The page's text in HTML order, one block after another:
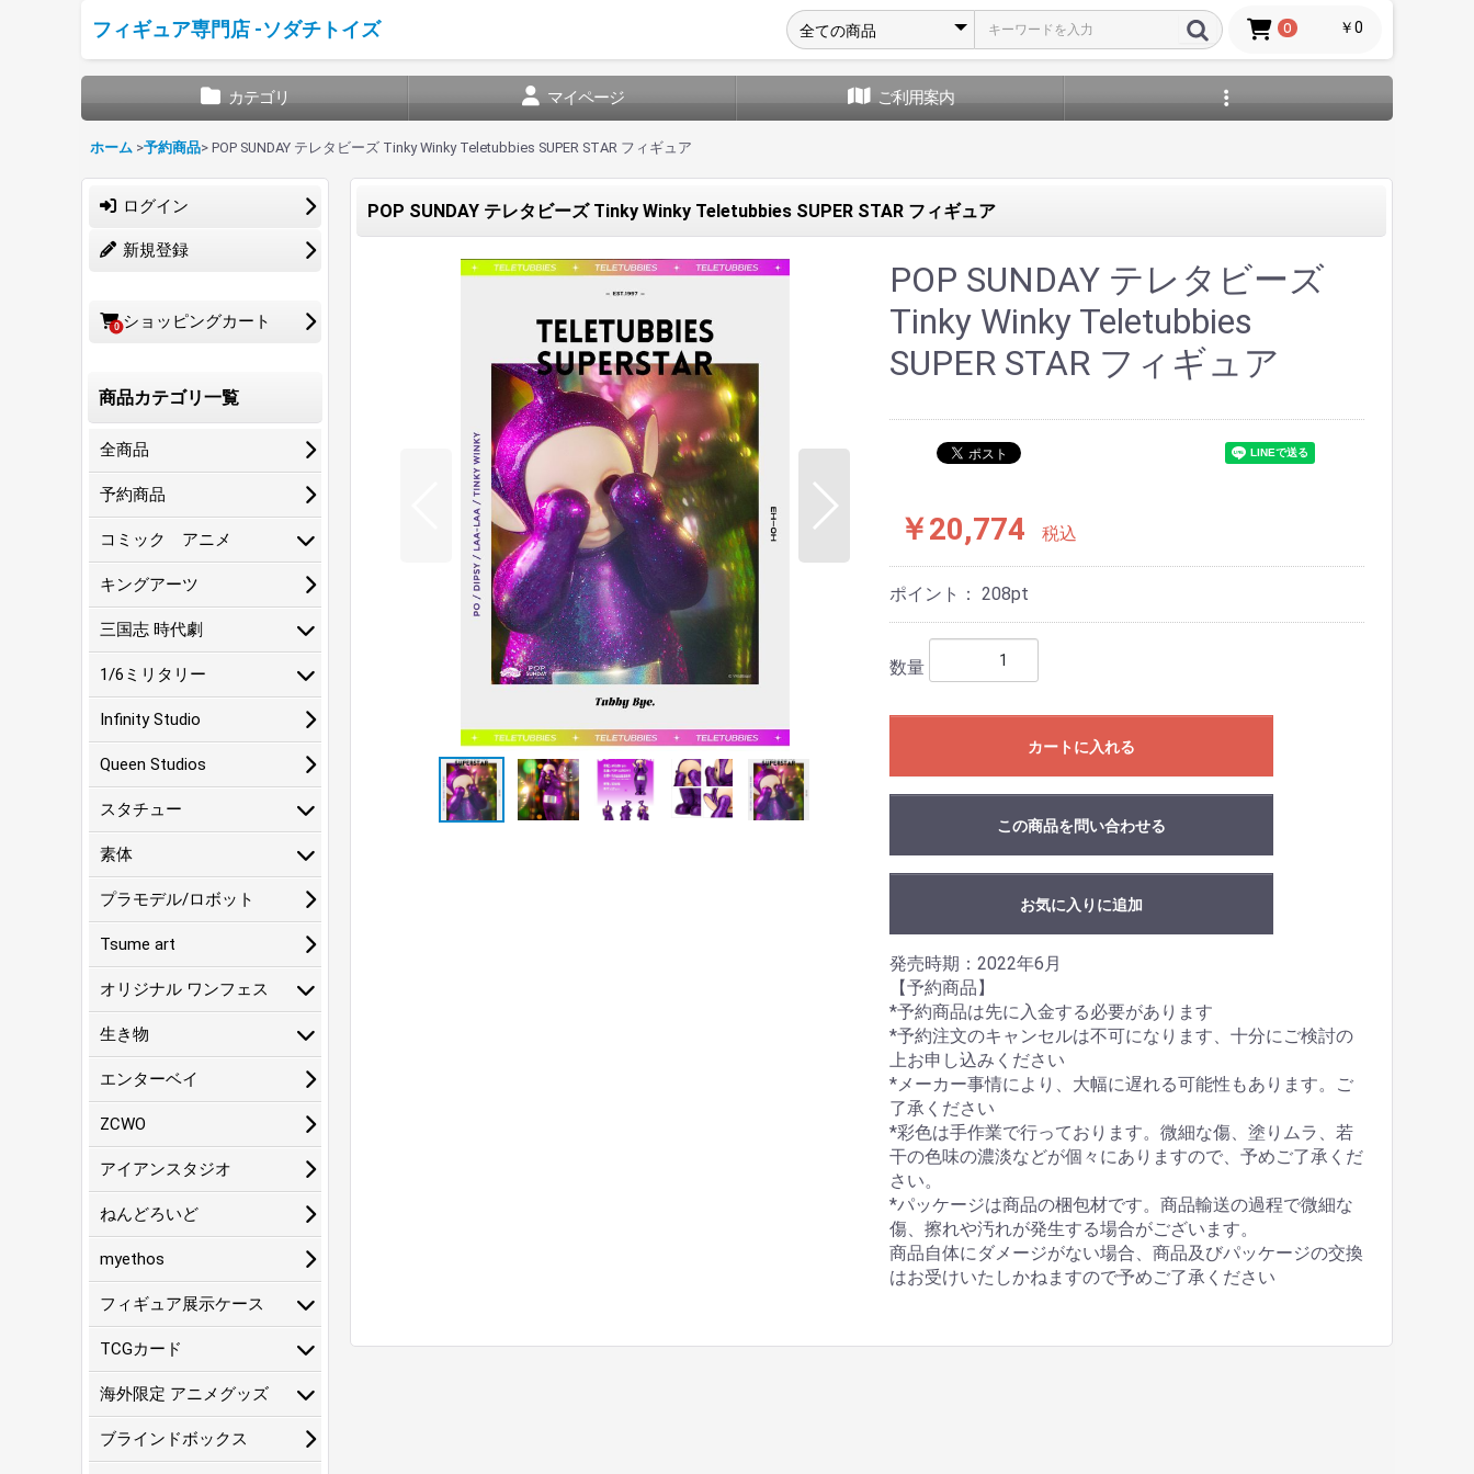
フィギュア専門店 -ソダチトイズ 0 ￥0
カテゴリ マイページ ご利用案内
ホーム >予約商品> POP SUNDAY テレタビーズ Tinky Winky Teletubbies SUPER STAR フィギュア
ログイン
新規登録
0 ショッピングカート
商品カテゴリ一覧
全商品
予約商品
コミック アニメ
キングアーツ
三国志 時代劇
1/6ミリタリー
Infinity Studio
Queen Studios
スタチュー
素体
プラモデル/ロボット
Tsume art
オリジナル ワンフェス
生き物
エンターベイ
ZCWO
アイアンスタジオ
ねんどろいど
myethos
フィギュア展示ケース
TCGカード
海外限定 アニメグッズ
ブラインドボックス
POP SUNDAY テレタビーズ Tinky Winky Teletubbies SUPER STAR フィギュア
POP SUNDAY テレタビーズ
Tinky Winky Teletubbies
SUPER STAR フィギュア
￥20,774 税込
ポイント： 208pt
数量
カートに入れる
この商品を問い合わせる
お気に入りに追加
発売時期：2022年6月
【予約商品】
*予約商品は先に入金する必要があります
*予約注文のキャンセルは不可になります、十分にご検討の
上お申し込みください
*メーカー事情により、大幅に遅れる可能性もあります。ご
了承ください
*彩色は手作業で行っております。微細な傷、塗りムラ、若
干の色味の濃淡などが個々にありますので、予めご了承くだ
さい。
*パッケージは商品の梱包材です。商品輸送の過程で微細な
傷、擦れや汚れが発生する場合がございます。
商品自体にダメージがない場合、商品及びパッケージの交換
はお受けいたしかねますので予めご了承ください